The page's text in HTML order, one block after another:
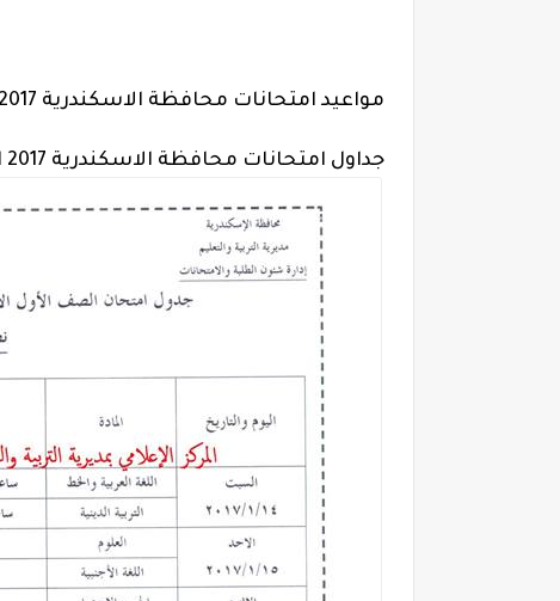
مواعيد امتحانات محافظة الاسكندرية 2017 الترم الاول المراحل الابتدائية والاعدادية و الثانوية
جداول امتحانات محافظة الاسكندرية 2017 الترم الاول لجميع المراحل.